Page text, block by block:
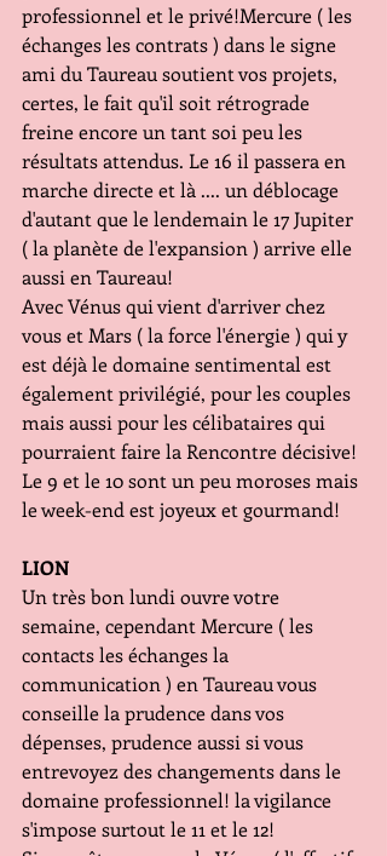
professionnel et le privé!Mercure ( les
échanges les contrats ) dans le signe
ami du Taureau soutient vos projets,
certes, le fait qu'il soit rétrograde
freine encore un tant soi peu les
résultats attendus. Le 16 il passera en
marche directe et là .... un déblocage
d'autant que le lendemain le 17 Jupiter
( la planète de l'expansion ) arrive elle
aussi en Taureau!
Avec Vénus qui vient d'arriver chez
vous et Mars ( la force l'énergie ) qui y
est déjà le domaine sentimental est
également privilégié, pour les couples
mais aussi pour les célibataires qui
pourraient faire la Rencontre décisive!
Le 9 et le 10 sont un peu moroses mais
le week-end est joyeux et gourmand!
LION
Un très bon lundi ouvre votre
semaine, cependant Mercure ( les
contacts les échanges la
communication ) en Taureau vous
conseille la prudence dans vos
dépenses, prudence aussi si vous
entrevoyez des changements dans le
domaine professionnel! la vigilance
s'impose surtout le 11 et le 12!